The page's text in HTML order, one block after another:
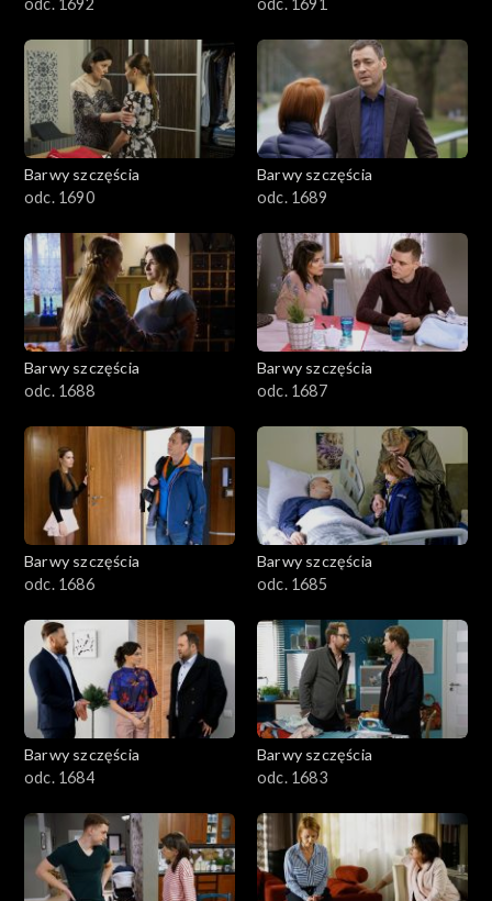
1501–1600
1401–1500
1301–1400
1101–1200
1001–1100
901–1000
801–900
782–800
Barwy szczęścia
odc. 1690
Barwy szczęścia
odc. 1689
Barwy szczęścia
odc. 1688
Barwy szczęścia
odc. 1687
Barwy szczęścia
odc. 1686
Barwy szczęścia
odc. 1685
Barwy szczęścia
odc. 1684
Barwy szczęścia
odc. 1683